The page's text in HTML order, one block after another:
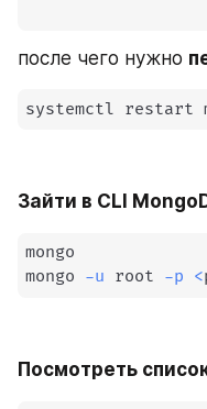
после чего нужно
systemctl restart
Зайти в CLI
mongo
mongo -u root -p <
Посмотреть